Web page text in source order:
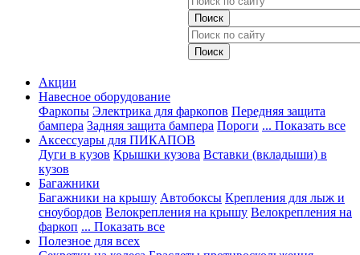
Акции
Навесное оборудование
Фаркопы Электрика для фаркопов Передняя защита
бампера Задняя защита бампера Пороги ... Показать все
Аксессуары для ПИКАПОВ
Дуги в кузов Крышки кузова Вставки (вкладыши) в
кузов
Багажники
Багажники на крышу Автобоксы Крепления для лыж и
сноубордов Велокрепления на крышу Велокрепления на
фаркоп ... Показать все
Полезное для всех